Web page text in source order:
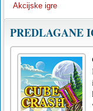
Akcijske igre
PREDLAGANE